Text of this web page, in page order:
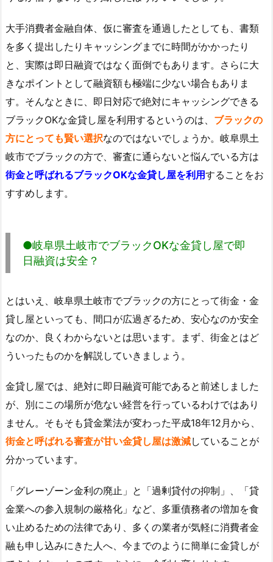
大手消費者金融自体、仮に審査を通過したとしても、書類
を多く提出したりキャッシングまでに時間がかかったり
と、実際は即日融資ではなく面倒でもあります。さらに大
きなポイントとして融資額も極端に少ない場合もありま
す。そんなときに、即日対応で絶対にキャッシングできる
ブラックOKな金貸し屋を利用するというのは、 ブラックの
方にとっても賢い選択なのではないでしょうか。岐阜県土
岐市でブラックの方で、審査に通らないと悩んでいる方は
街金と呼ばれるブラックOKな金貸し屋を利用することをお
すすめします。
●岐阜県土岐市でブラックOKな金貸し屋で即
日融資は安全？
とはいえ、岐阜県土岐市でブラックの方にとって街金・金
貸し屋といっても、間口が広過ぎるため、安心なのか安全
なのか、良くわからないとは思います。まず、街金とはど
ういったものかを解説していきましょう。
金貸し屋では、絶対に即日融資可能であると前述しました
が、別にこの場所が危ない経営を行っているわけではあり
ません。そもそも貸金業法が変わった平成18年12月から、
街金と呼ばれる審査が甘い金貸し屋は激減していることが
分かっています。
「グレーゾーン金利の廃止」と「過剰貸付の抑制」、「貸
金業への参入規制の厳格化」など、多重債務者の増加を食
い止めるための法律であり、多くの業者が気軽に消費者金
融も申し込みにきた人へ、今までのように簡単に金貸しが